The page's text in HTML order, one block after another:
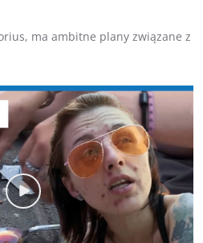
ma ambitne plany związane z